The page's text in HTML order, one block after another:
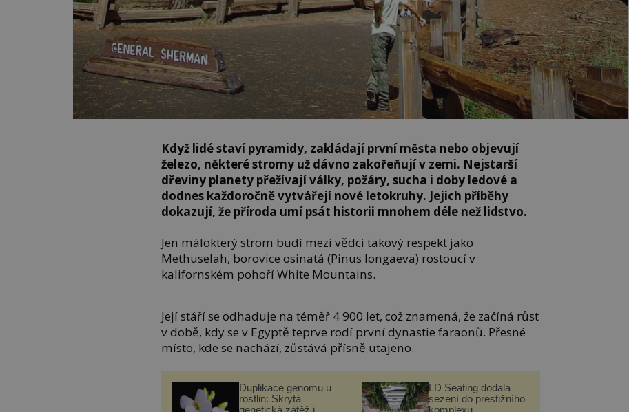
Když lidé staví pyramidy, zakládají první města nebo objevují
železo, některé stromy už dávno zakořeňují v zemi. Nejstarší
dřeviny planety přežívají války, požáry, sucha i doby ledové a
dodnes každoročně vytvářejí nové letokruhy. Jejich příběhy
dokazují, že příroda umí psát historii mnohem déle než lidstvo.
Jen málokterý strom budí mezi vědci takový respekt jako
Methuselah, borovice osinatá (Pinus longaeva) rostoucí v
kalifornském pohoří White Mountains.
Její stáří se odhaduje na téměř 4 900 let, což znamená, že začíná růst
v době, kdy se v Egyptě teprve rodí první dynastie faraonů. Přesné
místo, kde se nachází, zůstává přísně utajeno.
Duplikace genomu u
rostlin: Skrytá
genetická zátěž i
LD Seating dodala
sezení do prestižního
komplexu